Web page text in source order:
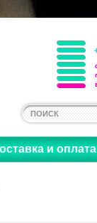
и оплата